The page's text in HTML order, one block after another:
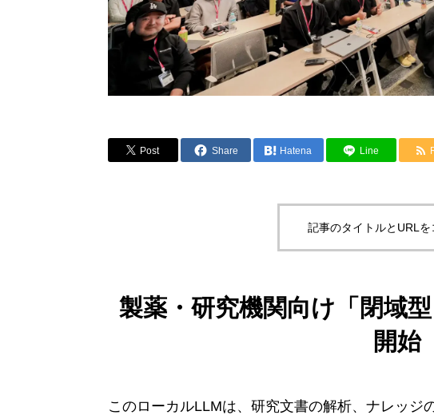
Post Share Hatena Line
記事のタイトルとURLを
製薬・研究機関向け「閉域
開始
このローカルLLMは、研究文書の解析、ナレッジ